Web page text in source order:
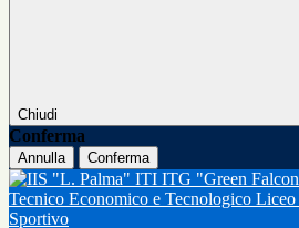
Chiudi
Conferma
Annulla Conferma